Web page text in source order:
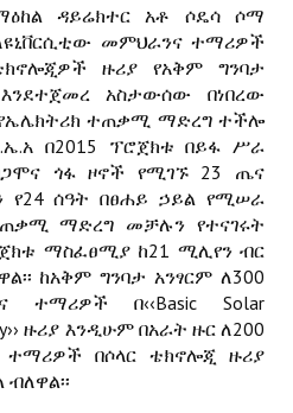
ዳይሬክተር አቶ ሶዴሳ ሶማ
መምህራንና ተማሪዎች
ዙሪያ የአቅም ግንባታ
አስታውሰው በነበረው
ተጠቃሚ ማድረግ ተችሎ
በ2015 ፕሮጀክቱ በይፋ ሥራ
ጎፋ ዞኖች የሚገኙ 23 ጤና
ሰዓት በፀሐይ ኃይል የሚሠራ
ማድረግ መቻሉን የተናገሩት
ማስፈፀሚያ ከ21 ሚሊየን ብር
ከአቅም ግንባታ አንፃርም ለ300
ተማሪዎች በ‹‹Basic Solar
ዙሪያ እንዲሁም በአራት ዙር ለ200
ተማሪዎች በሶላር ቴክኖሎጂ ዙሪያ